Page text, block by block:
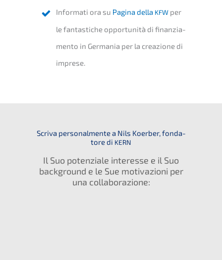
Infor­ma­ti ora su Pagina della KFW per
le fanta­sti­che oppor­tu­ni­tà di finan­zia­
men­to in Germa­nia per la creazio­ne di
imprese.
Scriva perso­nal­men­te a Nils Koerber, fonda­
to­re di KERN
Il Suo poten­zia­le inter­es­se e il Suo
background e le Sue motiva­zio­ni per
una collaborazione: